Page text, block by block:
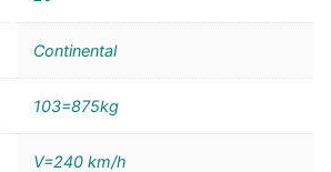
Continental
103=875kg
V=240 km/h